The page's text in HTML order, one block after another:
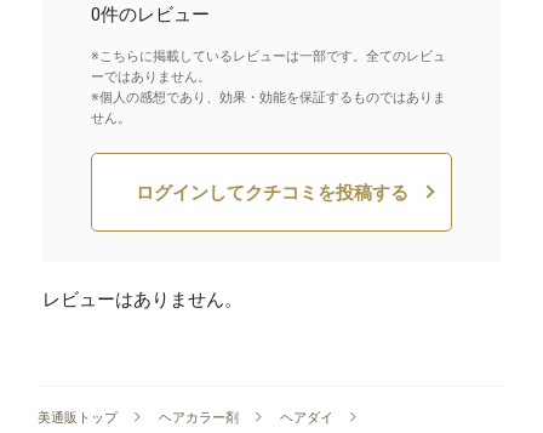
0件のレビュー
※こちらに掲載しているレビューは一部です。全てのレビュ
ーではありません。
※個人の感想であり、効果・効能を保証するものではありま
せん。
ログインしてクチコミを投稿する
レビューはありません。
美通販トップ ヘアカラー剤
ヘアダイ